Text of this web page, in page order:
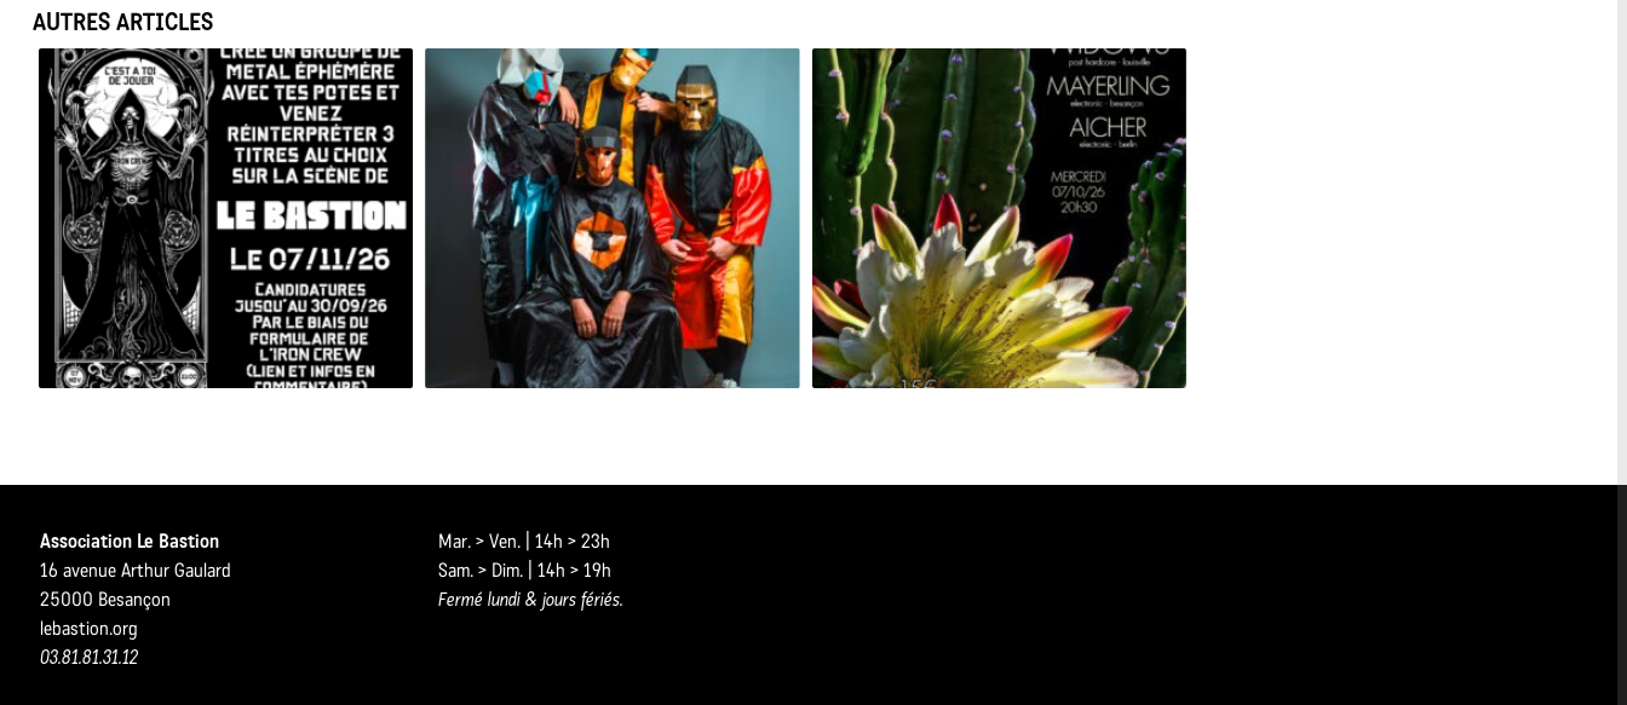
AUTRES ARTICLES
BESAC METAL ALL STARS 2026 GRAND SINGE [RELEASE PARTY] YOUNG WIDOWS + MAYERLING + AICHER
Association Le Bastion
16 avenue Arthur Gaulard
25000 Besançon
lebastion.org
03.81.81.31.12
Mar. > Ven. | 14h > 23h
Sam. > Dim. | 14h > 19h
Fermé lundi & jours fériés.